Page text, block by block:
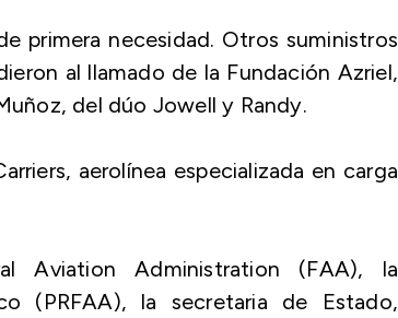
primera necesidad. Otros suministros
al llamado de la Fundación Azriel,
del dúo Jowell y Randy.
aerolínea especializada en carga
Aviation Administration (FAA), la
(PRFAA), la secretaria de Estado,